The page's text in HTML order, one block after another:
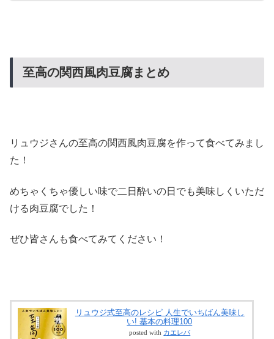
至高の関西風肉豆腐まとめ
リュウジさんの至高の関西風肉豆腐を作って食べてみまし
た！
めちゃくちゃ優しい味で二日酔いの日でも美味しくいただ
ける肉豆腐でした！
ぜひ皆さんも食べてみてください！
リュウジ式至高のレシピ 人生でいちばん美味し
い! 基本の料理100
posted with カエレバ